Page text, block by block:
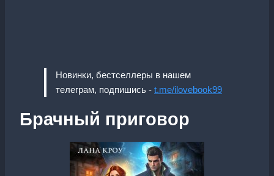
Новинки, бестселлеры в нашем
телеграм, подпишись - t.me/ilovebook99
Брачный приговор